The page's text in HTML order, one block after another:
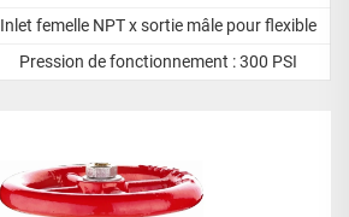
Inlet femelle NPT x sortie mâle pour flexible
Pression de fonctionnement : 300 PSI